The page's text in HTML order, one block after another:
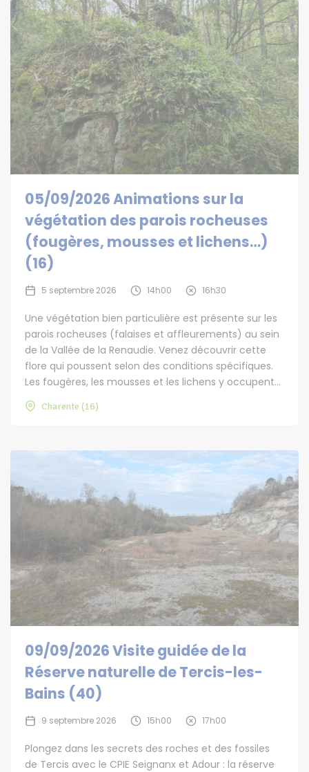
05/09/2026 Animations sur la
végétation des parois rocheuses
(fougères, mousses et lichens…)
(16)
5 septembre 2026 14h00 16h30
Une végétation bien particulière est présente sur les
parois rocheuses (falaises et affleurements) au sein
de la Vallée de la Renaudie. Venez découvrir cette
flore qui poussent selon des conditions spécifiques.
Les fougères, les mousses et les lichens y occupent...
Charente (16)
09/09/2026 Visite guidée de la
Réserve naturelle de Tercis-les-
Bains (40)
9 septembre 2026 15h00 17h00
Plongez dans les secrets des roches et des fossiles
de Tercis avec le CPIE Seignanx et Adour : la réserve